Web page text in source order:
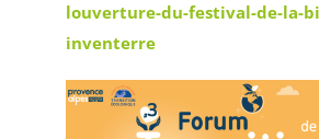
louverture-du-festival-de-la-
inventerre